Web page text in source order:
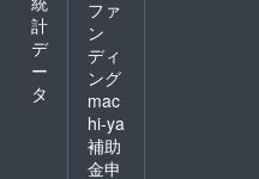
計
デ
ー
タ
ファ
ン
ディ
ング
mac
hi-ya
補助
金申